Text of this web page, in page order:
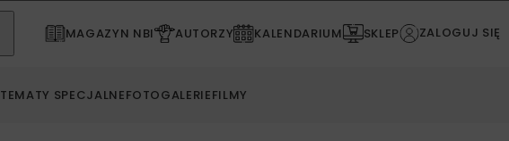
MAGAZYN NBI AUTORZY KALENDARIUM SKLEP ZALOGUJ SIĘ
TEMATY SPECJALNEFOTOGALERIEFILMY